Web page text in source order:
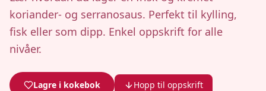
koriander- og serranosaus. Perfekt til kylling,
fisk eller som dipp. Enkel oppskrift for alle
nivåer.
Lagre i kokebok Hopp til oppskrift